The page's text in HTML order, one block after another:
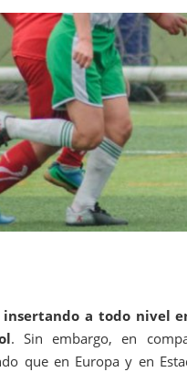
a todo nivel
. Sin embargo, en
que en Europa y en